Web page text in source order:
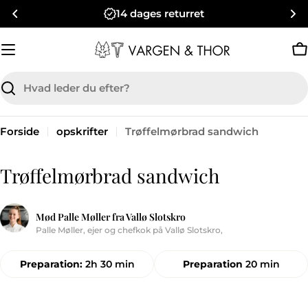
Hop
14 dages returret
Søg
Forside opskrifter Trøffelmørbrad sandwich
Trøffelmørbrad sandwich
Mød Palle Møller fra Vallø Slotskro
Palle Møller, ejer og chefkok på Vallø Slotskro,
Preparation: 2h 30 min Preparation 20 min